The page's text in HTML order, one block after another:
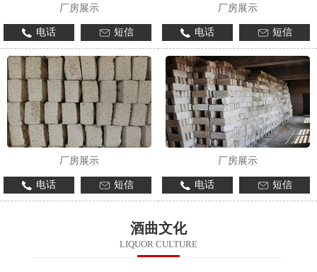
厂房展示
电话 短信
厂房展示
电话 短信
厂房展示
电话 短信
厂房展示
电话 短信
酒曲文化
LIQUOR CULTURE